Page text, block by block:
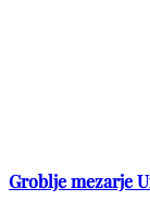
Groblje mezarje